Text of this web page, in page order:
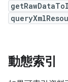
動態索引